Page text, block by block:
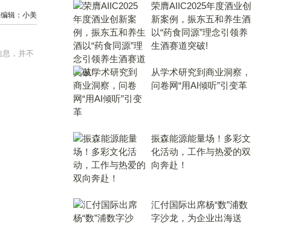
辑：小美
，并不
荣膺AIIC2025年度酒业创
新案例，振东五和养生酒
以“药食同源”理念引领养
生酒赛道突破!
从学术研究到商业洞察，
问卷网“用AI倾听”引变革
振森能源能量场！多彩文
化活动，工作与热爱的双
向奔赴！
汇付国际出席杨“数”浦数
字沙龙，为企业出海送